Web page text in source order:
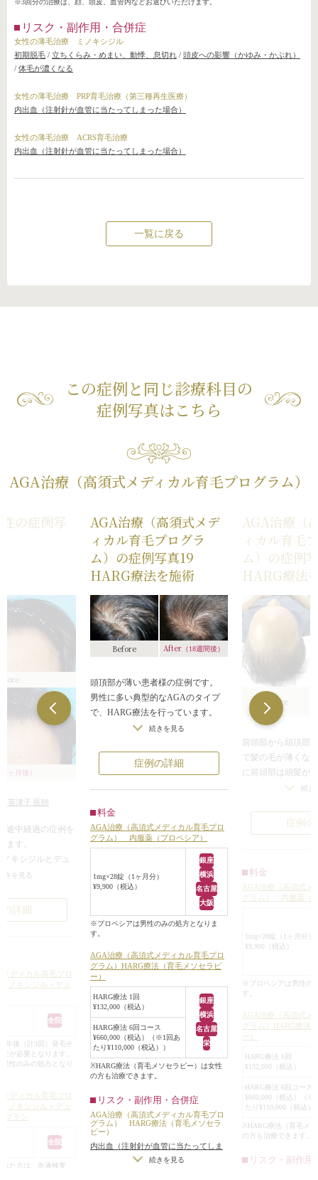
※3回分の治療は、顔、頭皮、血管内などお選びいただけます。
リスク・副作用・合併症
女性の薄毛治療 ミノキシジル
初期脱毛 / 立ちくらみ・めまい、動悸、息切れ / 頭皮への影響（かゆみ・かぶれ）
/ 体毛が濃くなる
女性の薄毛治療 PRP育毛治療（第三種再生医療）
内出血（注射針が血管に当たってしまった場合）
女性の薄毛治療 ACRS育毛治療
内出血（注射針が血管に当たってしまった場合）
一覧に戻る
この症例と同じ診療科目の
症例写真はこちら
AGA治療（高須式メディカル育毛プログラム）
の症例写
2ヶ月後）
英津子 医師
途中経過の症例を
ます。
キシジルとデュ
を開始されて、育
す。
、男性ホルモン1
発毛させる働きが
、発毛させるミノ
治療していく事が
50代の男性）は、
していきたいと、
きを見る
詳細
ディカル育毛プロ
ノキシジル＋デュ
全院
年後（計3回）発毛チ
が必要となります。
性のみの処方となり
ディカル育毛プロ
ノキシジル＋デュ
プラン
全院
た方は、血液検査
AGA治療（高須式メデ
ィカル育毛プログラ
ム）の症例写真19
HARG療法を施術
Before After （18週間後）
頭頂部が薄い患者様の症例です。
男性に多い典型的なAGAのタイプ
で、HARG療法を行っています。
HARG療法とは、医師が患者様に合
す薬液を、注射やローラーを使っ
て、頭皮に直接与える方法です。
Afterの写真は、治療後18週間経過し
まず、地肌が露出していた分け目の
部分ですが、毛髪が生えはじめて、
地肌を覆い隠すようになっていま
す。また、細くなりつつあった髪の
毛の根本が、施術前に比べて太くな
ってきました。
頭頂部全体の髪の毛も濃くなり、毛
髪が育っていることが伺えます。
続きを見る
症例の詳細
料金
AGA治療（高須式メディカル育毛プロ
グラム） 内服薬（プロペシア）
1mg×28錠（1ヶ月分）
¥9,900（税込）
銀座
横浜
名古屋
大阪
※プロペシアは男性のみの処方となりま
す。
AGA治療（高須式メディカル育毛プロ
グラム）HARG療法（育毛メソセラピ
ー）
HARG療法 1回
¥132,000（税込）
銀座
横浜
名古屋
栄
HARG療法 6回コース
¥660,000（税込）（※1回あ
たり¥110,000（税込））
※HARG療法（育毛メソセラピー）は女性
の方も治療できます。
リスク・副作用・合併症
AGA治療（高須式メディカル育毛プロ
グラム） HARG療法（育毛メソセラ
ピー）
内出血（注射針が血管に当たってしま
続きを見る
AGA治療（
ィカル育毛
ム）の症
HARG療法
Before
前頭部から頭頂部
で髪の毛が薄くな
に前頭部は頭髪が
者様の症例です。
でAGA治療が行わ
がブレンドした発
与えて育毛を促す
4回目施術前（3回
た。毛髪が育って
す。また、髪の毛
りと増えてきてい
6回目施術前（5回
一定期間経過した
もふさふさしてき
なかった前頭部に
髪の毛が増えてき
発毛する力を失っ
HARG療法で、再
毛する力を取り戻
続き
症例
料金
AGA治療（高須式メ
グラム） 内服薬（
1mg×28錠（1ヶ月分）
¥9,900（税込）
※プロペシアは男性の
す。
AGA治療（高須式メ
グラム）HARG療法
ー）
HARG療法 1回
¥132,000（税込）
HARG療法 6回コース
¥660,000（税込）（
たり¥110,000（税込）
※HARG療法（育毛メ
の方も治療できます。
リスク・副作用